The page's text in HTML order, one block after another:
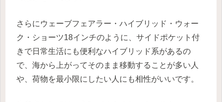
さらにウェーブフェアラー・ハイブリッド・ウォー
ク・ショーツ18インチのように、サイドポケット付
きで日常生活にも便利なハイブリッド系があるの
で、海から上がってそのまま移動することが多い人
や、荷物を最小限にしたい人にも相性がいいです。